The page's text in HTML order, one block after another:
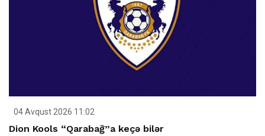
04 Avqust 2026 11:02
Dion Kools “Qarabağ”a keçə bilər